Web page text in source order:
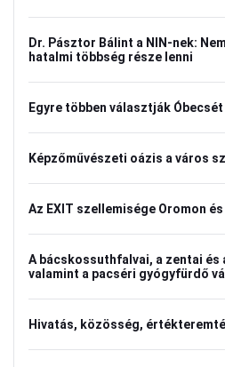
Dr. Pásztor Bálint a NIN-nek:
hatalmi többség része lenni
Egyre többen választják Óbecsét
Képzőművészeti oázis a város
Az EXIT szellemisége Oromon
A bácskossuthfalvai, a zentai és
valamint a pacséri gyógyfürdő
Hivatás, közösség,